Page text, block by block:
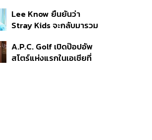
Wears Prada 2
Lee Know ยืนยันว่า
Stray Kids จะกลับมารวม
กรมรับใช้ชาติ
A.P.C. Golf เปิดป๊อปอัพ
สโตร์แห่งแรกในเอเชียที่